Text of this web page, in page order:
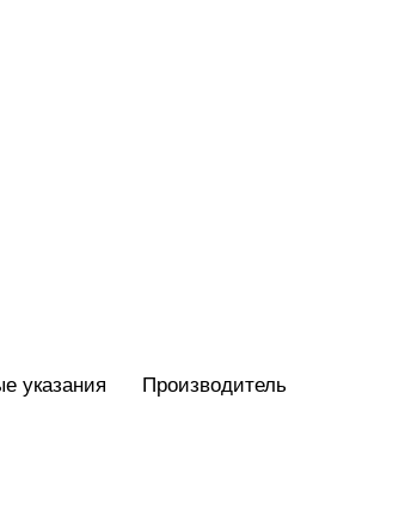
указания Производитель